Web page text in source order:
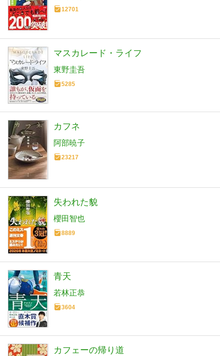
12701
マスカレード・ライフ
東野圭吾
5285
カフネ
阿部暁子
23217
失われた貌
櫻田智也
8889
青天
若林正恭
3604
カフェーの帰り道